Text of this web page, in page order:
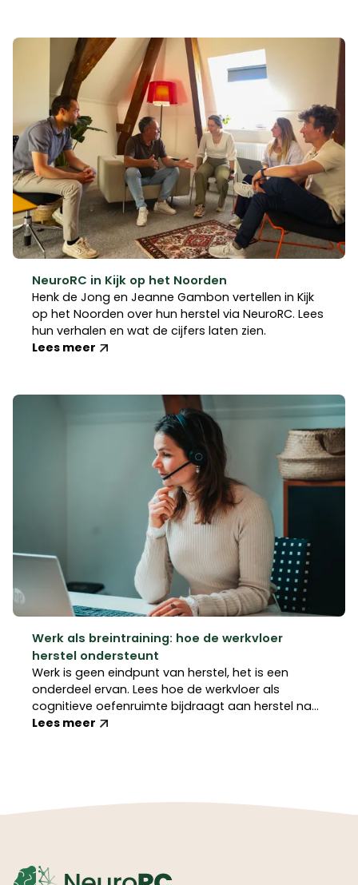
NeuroRC in Kijk op het Noorden
Henk de Jong en Jeanne Gambon vertellen in Kijk
op het Noorden over hun herstel via NeuroRC. Lees
hun verhalen en wat de cijfers laten zien.
Lees meer
Werk als breintraining: hoe de werkvloer
herstel ondersteunt
Werk is geen eindpunt van herstel, het is een
onderdeel ervan. Lees hoe de werkvloer als
cognitieve oefenruimte bijdraagt aan herstel na
hersenletsel of post-COVID.
Lees meer